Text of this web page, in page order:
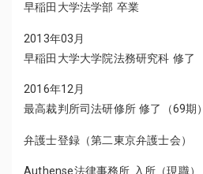
早稲田大学法学部 卒業
2013年03月
早稲田大学大学院法務研究科 修了
2016年12月
最高裁判所司法研修所 修了（69期）
弁護士登録（第二東京弁護士会）
Authense法律事務所 入所（現職）